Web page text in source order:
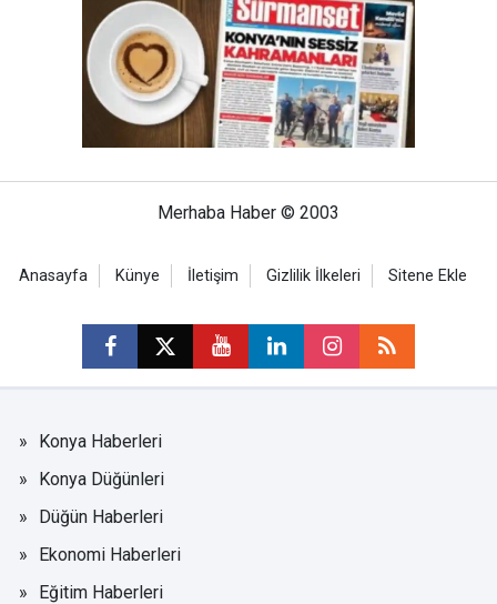
Merhaba Haber © 2003
Anasayfa Künye İletişim Gizlilik İlkeleri Sitene Ekle
Konya Haberleri
Konya Düğünleri
Düğün Haberleri
Ekonomi Haberleri
Eğitim Haberleri